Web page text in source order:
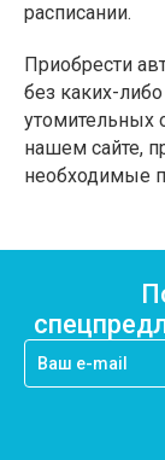
расписании.
Приобрести
без каких-
утомительных
нашем сайте,
необходимые